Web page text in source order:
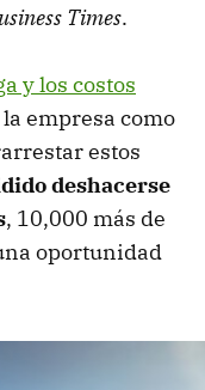
Times.
y los costos
empresa como
estos
deshacerse
, 10,000 más de
oportunidad